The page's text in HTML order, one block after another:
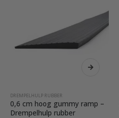
DREMPELHULP RUBBER
0,6 cm hoog gummy ramp –
Drempelhulp rubber